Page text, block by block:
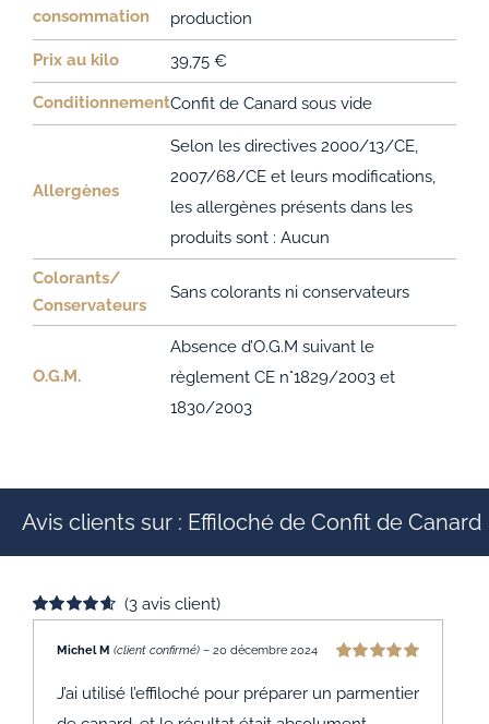
consommation
production
Prix au kilo 39,75 €
ConditionnementConfit de Canard sous vide
Allergènes
Selon les directives 2000/13/CE,
2007/68/CE et leurs modifications,
les allergènes présents dans les
produits sont : Aucun
Colorants/
Conservateurs
Sans colorants ni conservateurs
O.G.M.
Absence d’O.G.M suivant le
règlement CE n°1829/2003 et
1830/2003
Avis clients sur : Effiloché de Confit de Canard
sur 5 basé
client
(3avis client)
Michel M (client confirmé) – 20 décembre 2024
J’ai utilisé l’effiloché pour préparer un parmentier